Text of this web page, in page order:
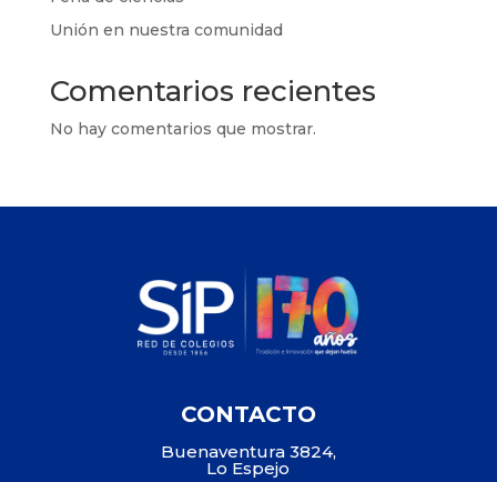
Unión en nuestra comunidad
Comentarios recientes
No hay comentarios que mostrar.
CONTACTO
Buenaventura 3824,
Lo Espejo